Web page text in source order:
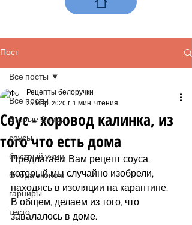
Пост
Все посты
Вторые блюда
соусы
быстрый ужин
блюда эконом
гарниры
тесто
Все посты
Соус - хоровод калинка, из
того что есть дома
Рецепты белоручки
25 мар. 2020 г. 1 мин. чтения
Предлагаем Вам рецепт соуса,
который мы случайно изобрели,
находясь в изоляции на карантине.
В общем, делаем из того, что
завалалось в доме.